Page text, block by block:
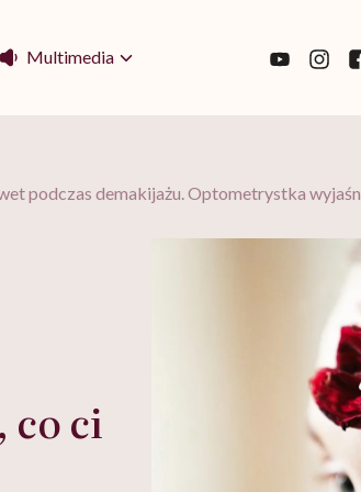
Multimedia
podczas demakijażu. Optometrystka
ci